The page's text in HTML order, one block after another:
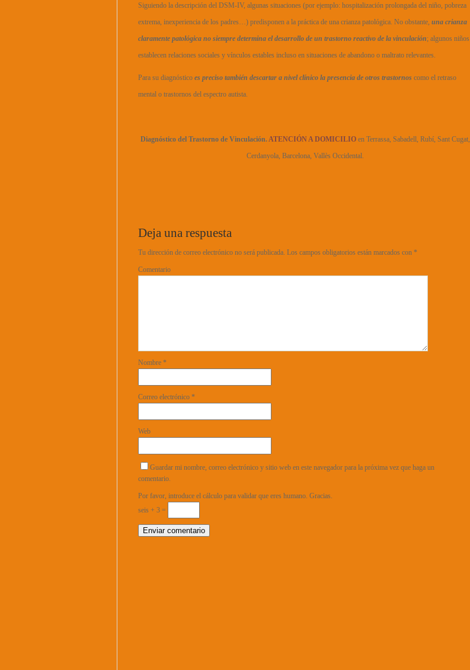
Siguiendo la descripción del DSM-IV, algunas situaciones (por ejemplo: hospitalización prolongada del niño, pobreza
extrema, inexperiencia de los padres…) predisponen a la práctica de una crianza patológica. No obstante, una crianza
claramente patológica no siempre determina el desarrollo de un trastorno reactivo de la vinculación; algunos niños
establecen relaciones sociales y vínculos estables incluso en situaciones de abandono o maltrato relevantes.
Para su diagnóstico es preciso también descartar a nivel clínico la presencia de otros trastornos como el retraso
mental o trastornos del espectro autista.
Diagnóstico del Trastorno de Vinculación.ATENCIÓN A DOMICILIOen Terrassa, Sabadell, Rubí, Sant Cugat,
Cerdanyola, Barcelona, Vallès Occidental.
Deja una respuesta
Tu dirección de correo electrónico no será publicada. Los campos obligatorios están marcados con *
Comentario
Nombre *
Correo electrónico *
Web
Guardar mi nombre, correo electrónico y sitio web en este navegador para la próxima vez que haga un
comentario.
Por favor, introduce el cálculo para validar que eres humano. Gracias.
seis + 3 =